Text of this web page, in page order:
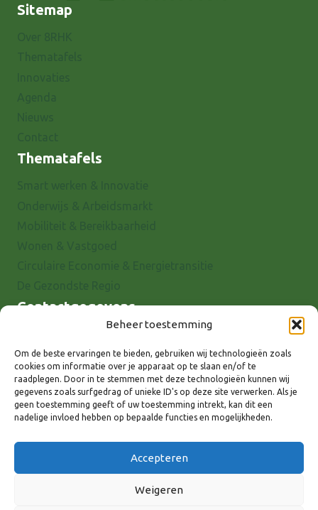
Beheer toestemming
Om de beste ervaringen te bieden, gebruiken wij technologieën zoals
cookies om informatie over je apparaat op te slaan en/of te
raadplegen. Door in te stemmen met deze technologieën kunnen wij
gegevens zoals surfgedrag of unieke ID's op deze site verwerken. Als je
geen toestemming geeft of uw toestemming intrekt, kan dit een
nadelige invloed hebben op bepaalde functies en mogelijkheden.
Accepteren
Weigeren
Sitemap
Thematafels
Contactgegevens
7001 EX Doetinchem
E-mail: info@8rhk.nl
Telefoonnummers
Privacyverklaring